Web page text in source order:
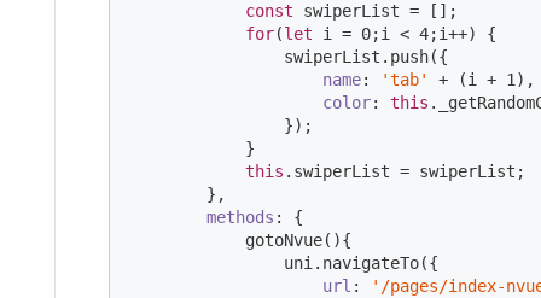
const swiperList = [];
for(let i = 0;i < 4;i++) {
                swiperList.push({
name: 'tab' + (i + 1 ),
color: this
                });
            }
this .swiperList = swiperList;
        },
methods : {
            gotoNvue(){
                uni.navigateTo({
url :
'/pages/index-